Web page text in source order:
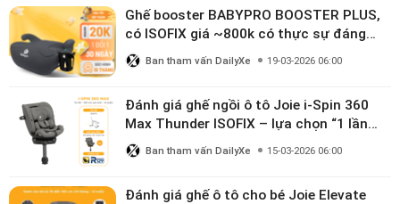
Ghế booster BABYPRO BOOSTER PLUS,
có ISOFIX giá ~800k có thực sự đáng
mua?
Ban tham vấn DailyXe 19-03-2026 06:00
Đánh giá ghế ngồi ô tô Joie i-Spin 360
Max Thunder ISOFIX – lựa chọn “1 lần
dùng đến 12 năm” có đáng giá gần 9
triệu?
Ban tham vấn DailyXe 15-03-2026 06:00
Đánh giá ghế ô tô cho bé Joie Elevate